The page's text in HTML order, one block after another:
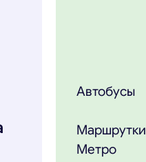
Автобусы
Маршрутки
Метро